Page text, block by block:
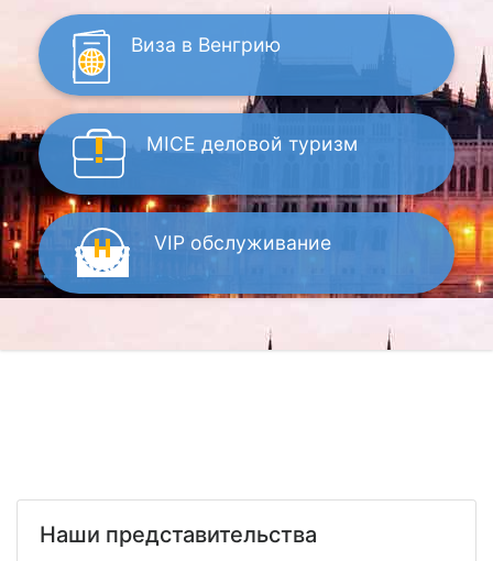
Виза в Венгрию
MICE деловой туризм
VIP обслуживание
Наши представительства